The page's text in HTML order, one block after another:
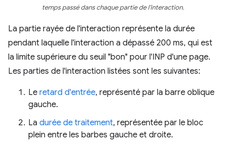
temps passé dans chaque partie de l'interaction.
La partie rayée de l'interaction représente la durée
pendant laquelle l'interaction a dépassé 200 ms, qui est
la limite supérieure du seuil "bon" pour l'INP d'une page.
Les parties de l'interaction listées sont les suivantes:
Le retard d'entrée, représenté par la barre oblique
gauche.
La durée de traitement, représentée par le bloc
plein entre les barbes gauche et droite.